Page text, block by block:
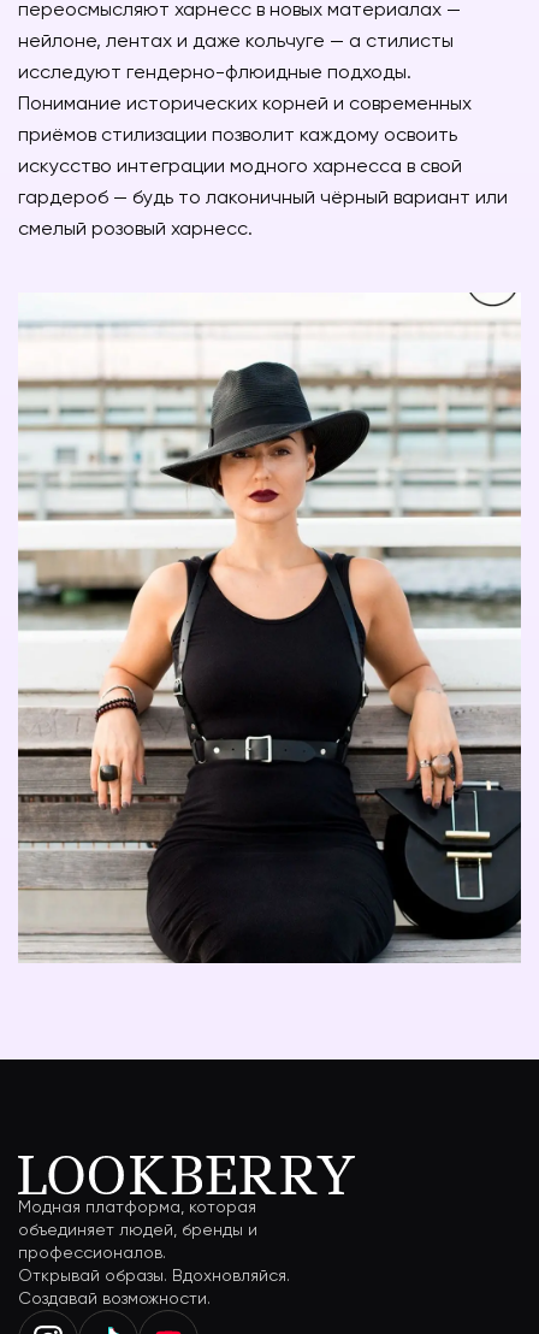
переосмысляют харнесс в новых материалах —
нейлоне, лентах и даже кольчуге — а стилисты
исследуют гендерно-флюидные подходы.
Понимание исторических корней и современных
приёмов стилизации позволит каждому освоить
искусство интеграции модного харнесса в свой
гардероб — будь то лаконичный чёрный вариант или
смелый розовый харнесс.
Модная платформа, которая
объединяет людей, бренды и
профессионалов.
Открывай образы. Вдохновляйся.
Создавай возможности.